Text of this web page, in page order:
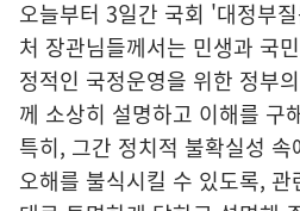
오늘부터 3일간 국회 '대정부
처 장관님들께서는 민생과 국
정적인 국정운영을 위한 정부
께 소상히 설명하고 이해를 구
특히, 그간 정치적 불확실성
오해를 불식시킬 수 있도록,